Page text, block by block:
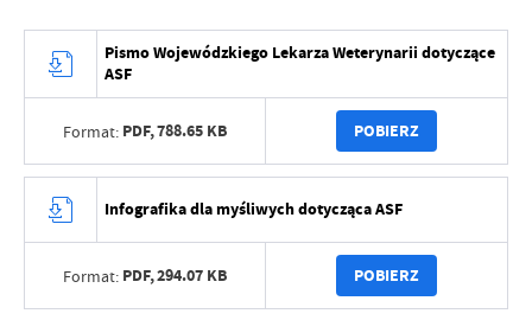
Pismo Wojewódzkiego Lekarza Weterynarii dotyczące
ASF
Format: PDF,788.65 KB POBIERZ
Infografika dla myśliwych dotycząca ASF
Format: PDF,294.07 KB POBIERZ